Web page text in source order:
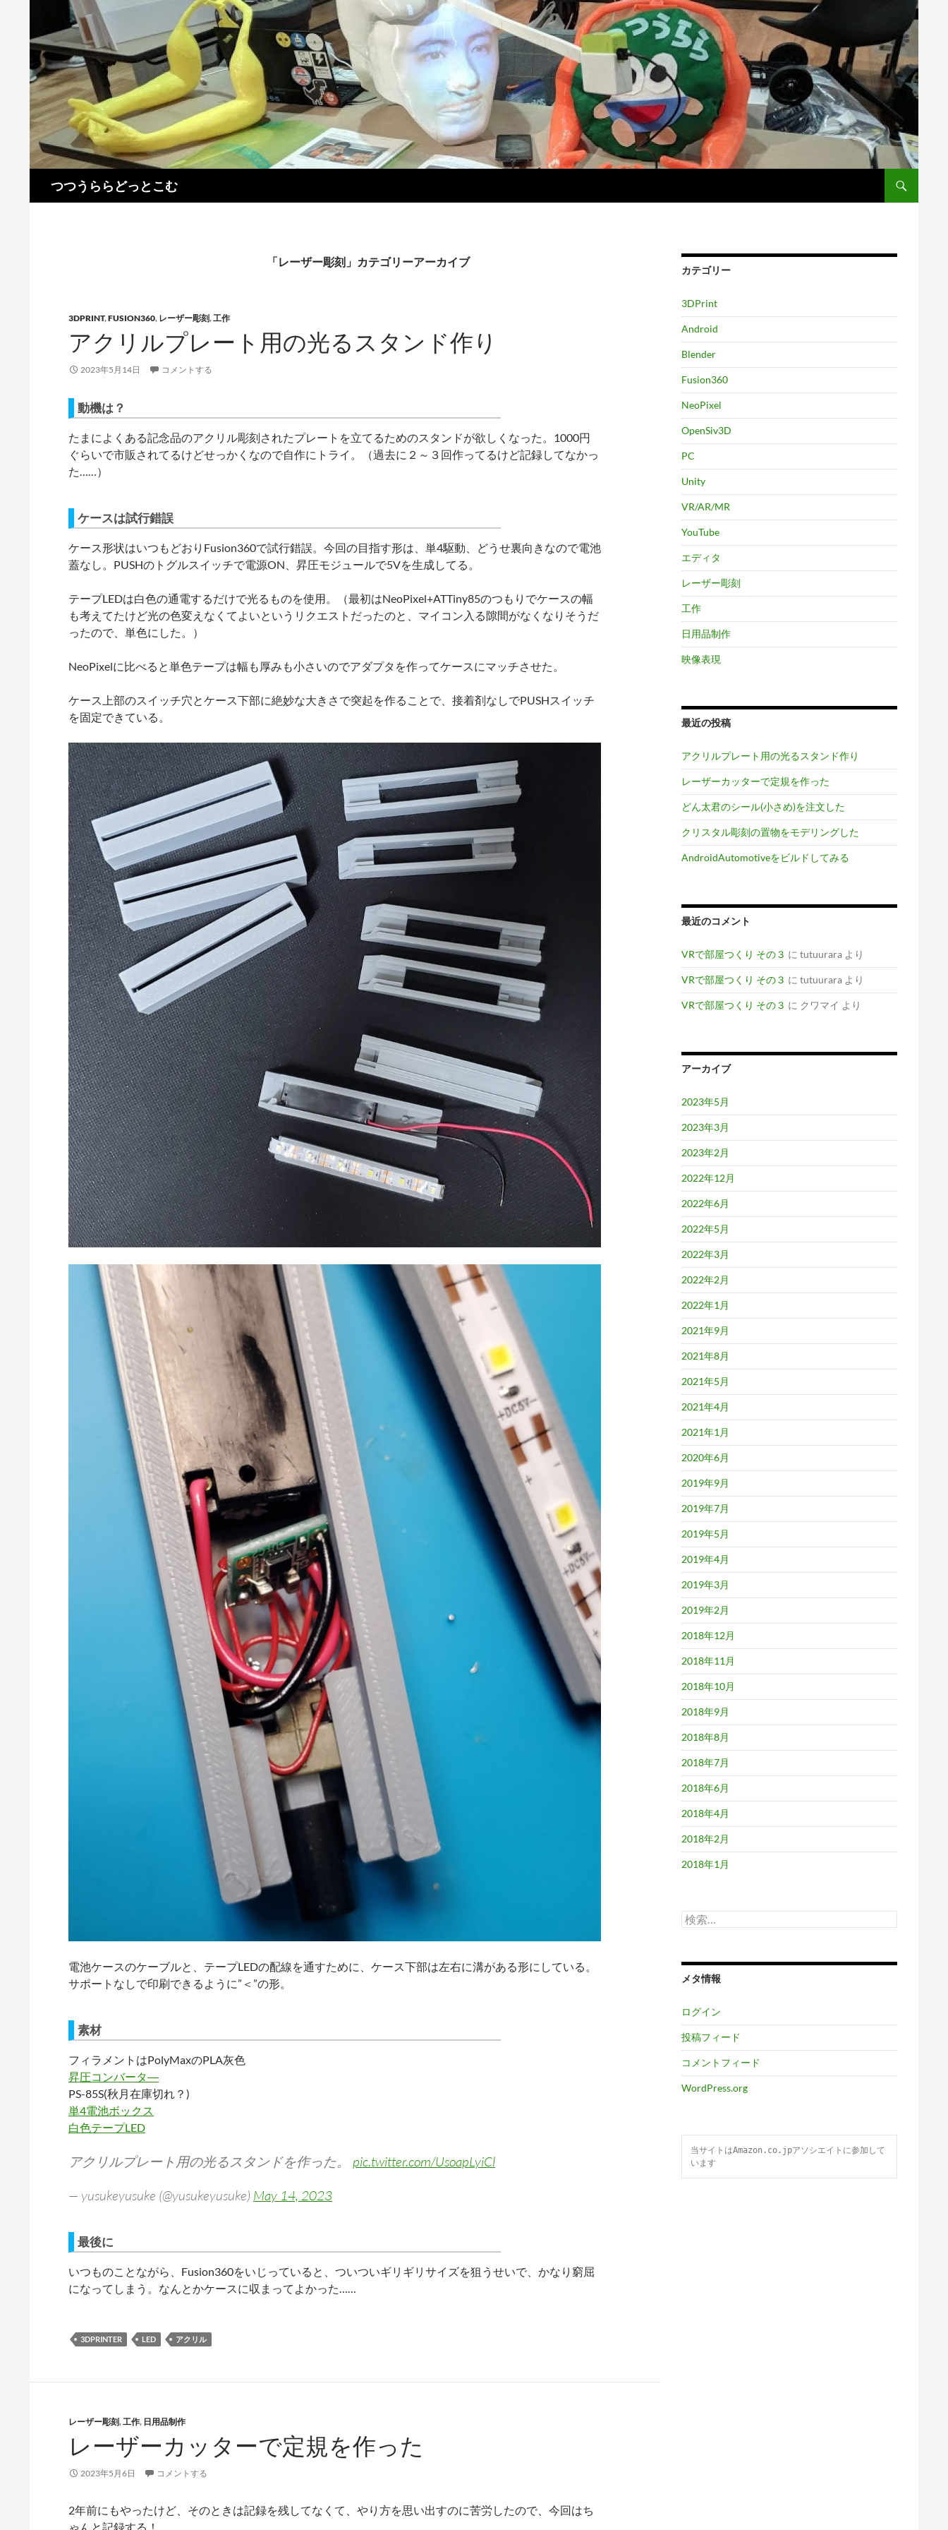
つつうららどっとこむ
「レーザー彫刻」カテゴリーアーカイブ
3DPRINT,FUSION360, レーザー彫刻,工作
アクリルプレート用の光るスタンド作り
2023年5月14日 コメントする
動機は？
たまによくある記念品のアクリル彫刻されたプレートを立てるためのスタンドが欲しくなった。1000円
ぐらいで市販されてるけどせっかくなので自作にトライ。（過去に２～３回作ってるけど記録してなかっ
た……）
ケースは試行錯誤
ケース形状はいつもどおりFusion360で試行錯誤。今回の目指す形は、単4駆動、どうせ裏向きなので電池
蓋なし。PUSHのトグルスイッチで電源ON、昇圧モジュールで5Vを生成してる。
テープLEDは白色の通電するだけで光るものを使用。（最初はNeoPixel+ATTiny85のつもりでケースの幅
も考えてたけど光の色変えなくてよいというリクエストだったのと、マイコン入る隙間がなくなりそうだ
ったので、単色にした。）
NeoPixelに比べると単色テープは幅も厚みも小さいのでアダプタを作ってケースにマッチさせた。
ケース上部のスイッチ穴とケース下部に絶妙な大きさで突起を作ることで、接着剤なしでPUSHスイッチ
を固定できている。
電池ケースのケーブルと、テープLEDの配線を通すために、ケース下部は左右に溝がある形にしている。
サポートなしで印刷できるように”＜”の形。
素材
フィラメントはPolyMaxのPLA灰色
昇圧コンバータ―
PS-85S(秋月在庫切れ？)
単4電池ボックス
白色テープLED
アクリルプレート用の光るスタンドを作った。 pic.twitter.com/UsoapLyiCl
— yusukeyusuke (@yusukeyusuke) May 14, 2023
最後に
いつものことながら、Fusion360をいじっていると、ついついギリギリサイズを狙うせいで、かなり窮屈
になってしまう。なんとかケースに収まってよかった……
3DPRINTER LED アクリル
レーザー彫刻,工作, 日用品制作
レーザーカッターで定規を作った
2023年5月6日 コメントする
2年前にもやったけど、そのときは記録を残してなくて、やり方を思い出すのに苦労したので、今回はち
ゃんと記録する！
カテゴリー
3DPrint
Android
Blender
Fusion360
NeoPixel
OpenSiv3D
PC
Unity
VR/AR/MR
YouTube
エディタ
レーザー彫刻
工作
日用品制作
映像表現
最近の投稿
アクリルプレート用の光るスタンド作り
レーザーカッターで定規を作った
どん太君のシール(小さめ)を注文した
クリスタル彫刻の置物をモデリングした
AndroidAutomotiveをビルドしてみる
最近のコメント
VRで部屋つくり その３ に tutuurara より
VRで部屋つくり その３ に tutuurara より
VRで部屋つくり その３ に クワマイ より
アーカイブ
2023年5月
2023年3月
2023年2月
2022年12月
2022年6月
2022年5月
2022年3月
2022年2月
2022年1月
2021年9月
2021年8月
2021年5月
2021年4月
2021年1月
2020年6月
2019年9月
2019年7月
2019年5月
2019年4月
2019年3月
2019年2月
2018年12月
2018年11月
2018年10月
2018年9月
2018年8月
2018年7月
2018年6月
2018年4月
2018年2月
2018年1月
検
索:
メタ情報
ログイン
投稿フィード
コメントフィード
WordPress.org
当サイトはAmazon.co.jpアソシエイトに参加して
います